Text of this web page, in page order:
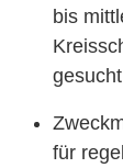
bis
für